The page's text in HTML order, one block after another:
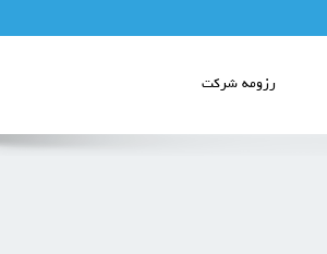
رزومه شرکت